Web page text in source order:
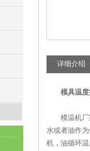
详细介绍
模具温
模温机厂家
水或者油作
机，油循环